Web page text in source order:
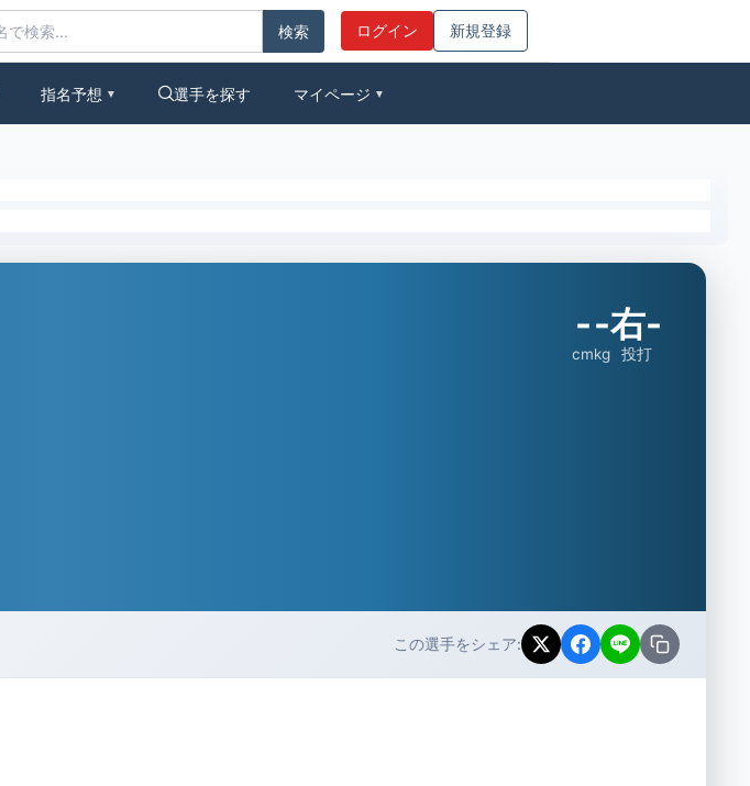
ログイン 新規登録
指名予想 ▼ 選手を探す マイページ ▼
-
cm
-
kg
右-
投打
この選手をシェア: